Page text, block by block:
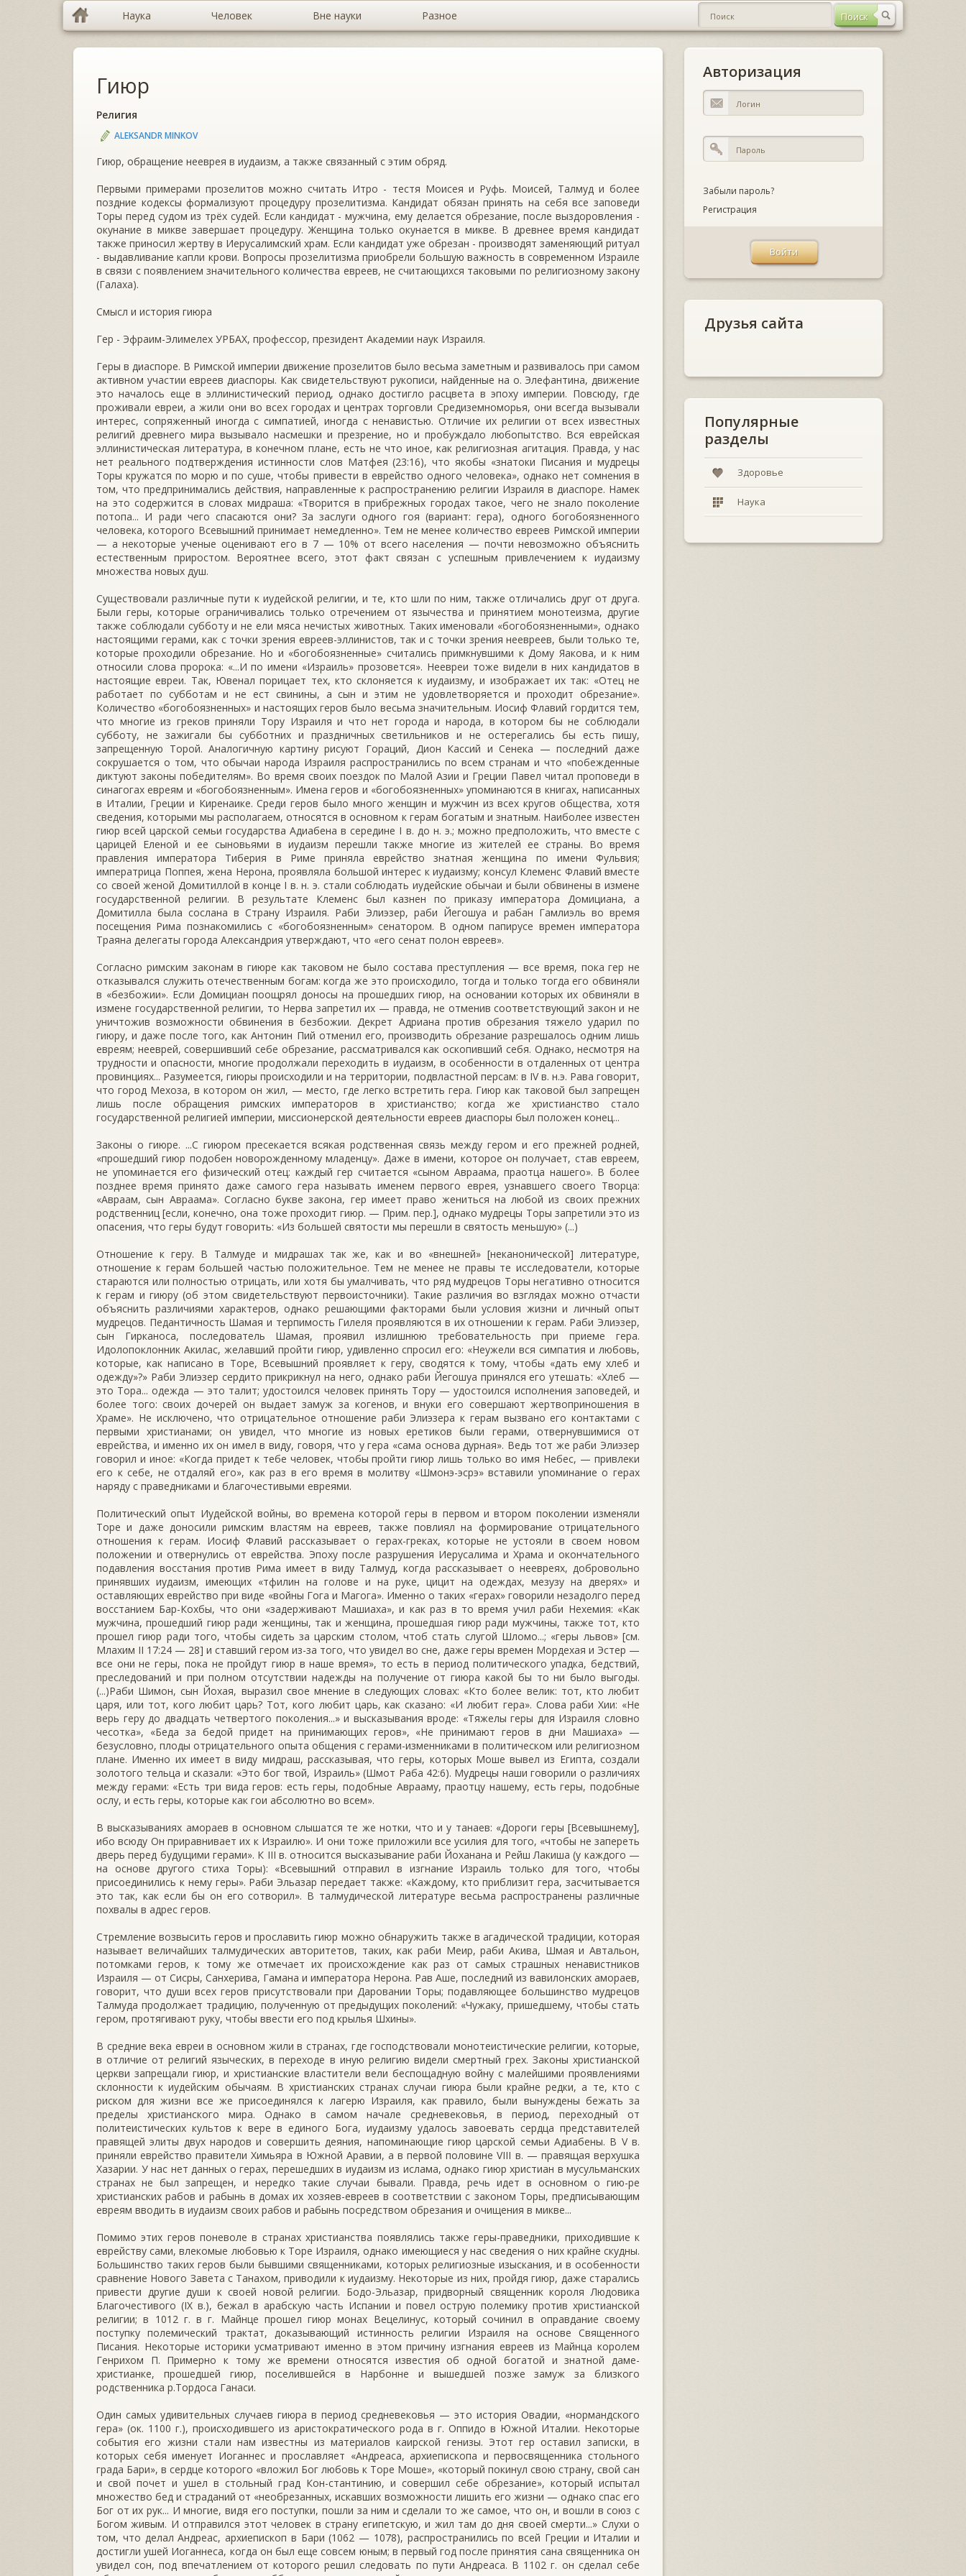
Наука Человек Вне науки Разное
Гиюр
Религия
ALEKSANDR MINKOV
Гиюр, обращение нееврея в иудаизм, а также связанный с этим обряд.
Первыми примерами прозелитов можно считать Итро - тестя Моисея и Руфь. Моисей, Талмуд и более
поздние кодексы формализуют процедуру прозелитизма. Кандидат обязан принять на себя все заповеди
Торы перед судом из трёх судей. Если кандидат - мужчина, ему делается обрезание, после выздоровления -
окунание в микве завершает процедуру. Женщина только окунается в микве. В древнее время кандидат
также приносил жертву в Иерусалимский храм. Если кандидат уже обрезан - производят заменяющий ритуал
- выдавливание капли крови. Вопросы прозелитизма приобрели большую важность в современном Израиле
в связи с появлением значительного количества евреев, не считающихся таковыми по религиозному закону
(Галаха).
Смысл и история гиюра
Гер - Эфраим-Элимелех УРБАХ, профессор, президент Академии наук Израиля.
Геры в диаспоре. В Римской империи движение прозелитов было весьма заметным и развивалось при самом
активном участии евреев диаспоры. Как свидетельствуют рукописи, найденные на о. Элефантина, движение
это началось еще в эллинистический период, однако достигло расцвета в эпоху империи. Повсюду, где
проживали евреи, а жили они во всех городах и центрах торговли Средиземноморья, они всегда вызывали
интерес, сопряженный иногда с симпатией, иногда с ненавистью. Отличие их религии от всех известных
религий древнего мира вызывало насмешки и презрение, но и пробуждало любопытство. Вся еврейская
эллинистическая литература, в конечном плане, есть не что иное, как религиозная агитация. Правда, у нас
нет реального подтверждения истинности слов Матфея (23:16), что якобы «знатоки Писания и мудрецы
Торы кружатся по морю и по суше, чтобы привести в еврейство одного человека», однако нет сомнения в
том, что предпринимались действия, направленные к распространению религии Израиля в диаспоре. Намек
на это содержится в словах мидраша: «Творится в прибрежных городах такое, чего не знало поколение
потопа... И ради чего спасаются они? За заслуги одного гоя (вариант: гера), одного богобоязненного
человека, которого Всевышний принимает немедленно». Тем не менее количество евреев Римской империи
— а некоторые ученые оценивают его в 7 — 10% от всего населения — почти невозможно объяснить
естественным приростом. Вероятнее всего, этот факт связан с успешным привлечением к иудаизму
множества новых душ.
Существовали различные пути к иудейской религии, и те, кто шли по ним, также отличались друг от друга.
Были геры, которые ограничивались только отречением от язычества и принятием монотеизма, другие
также соблюдали субботу и не ели мяса нечистых животных. Таких именовали «богобоязненными», однако
настоящими герами, как с точки зрения евреев-эллинистов, так и с точки зрения неевреев, были только те,
которые проходили обрезание. Но и «богобоязненные» считались примкнувшими к Дому Яакова, и к ним
относили слова пророка: «...И по имени «Израиль» прозовется». Неевреи тоже видели в них кандидатов в
настоящие евреи. Так, Ювенал порицает тех, кто склоняется к иудаизму, и изображает их так: «Отец не
работает по субботам и не ест свинины, а сын и этим не удовлетворяется и проходит обрезание».
Количество «богобоязненных» и настоящих геров было весьма значительным. Иосиф Флавий гордится тем,
что многие из греков приняли Тору Израиля и что нет города и народа, в котором бы не соблюдали
субботу, не зажигали бы субботних и праздничных светильников и не остерегались бы есть пишу,
запрещенную Торой. Аналогичную картину рисуют Гораций, Дион Кассий и Сенека — последний даже
сокрушается о том, что обычаи народа Израиля распространились по всем странам и что «побежденные
диктуют законы победителям». Во время своих поездок по Малой Азии и Греции Павел читал проповеди в
синагогах евреям и «богобоязненным». Имена геров и «богобоязненных» упоминаются в книгах, написанных
в Италии, Греции и Киренаике. Среди геров было много женщин и мужчин из всех кругов общества, хотя
сведения, которыми мы располагаем, относятся в основном к герам богатым и знатным. Наиболее известен
гиюр всей царской семьи государства Адиабена в середине I в. до н. э.; можно предположить, что вместе с
царицей Еленой и ее сыновьями в иудаизм перешли также многие из жителей ее страны. Во время
правления императора Тиберия в Риме приняла еврейство знатная женщина по имени Фульвия;
императрица Поппея, жена Нерона, проявляла большой интерес к иудаизму; консул Клеменс Флавий вместе
со своей женой Домитиллой в конце I в. н. э. стали соблюдать иудейские обычаи и были обвинены в измене
государственной религии. В результате Клеменс был казнен по приказу императора Домициана, а
Домитилла была сослана в Страну Израиля. Раби Элиэзер, раби Йегошуа и рабан Гамлиэль во время
посещения Рима познакомились с «богобоязненным» сенатором. В одном папирусе времен императора
Траяна делегаты города Александрия утверждают, что «его сенат полон евреев».
Согласно римским законам в гиюре как таковом не было состава преступления — все время, пока гер не
отказывался служить отечественным богам: когда же это происходило, тогда и только тогда его обвиняли
в «безбожии». Если Домициан поощрял доносы на прошедших гиюр, на основании которых их обвиняли в
измене государственной религии, то Нерва запретил их — правда, не отменив соответствующий закон и не
уничтожив возможности обвинения в безбожии. Декрет Адриана против обрезания тяжело ударил по
гиюру, и даже после того, как Антонин Пий отменил его, производить обрезание разрешалось одним лишь
евреям; нееврей, совершивший себе обрезание, рассматривался как оскопивший себя. Однако, несмотря на
трудности и опасности, многие продолжали переходить в иудаизм, в особенности в отдаленных от центра
провинциях... Разумеется, гиюры происходили и на территории, подвластной персам: в IV в. н.э. Рава говорит,
что город Мехоза, в котором он жил, — место, где легко встретить гера. Гиюр как таковой был запрещен
лишь после обращения римских императоров в христианство; когда же христианство стало
государственной религией империи, миссионерской деятельности евреев диаспоры был положен конец...
Законы о гиюре. ...С гиюром пресекается всякая родственная связь между гером и его прежней родней,
«прошедший гиюр подобен новорожденному младенцу». Даже в имени, которое он получает, став евреем,
не упоминается его физический отец: каждый гер считается «сыном Авраама, праотца нашего». В более
позднее время принято даже самого гера называть именем первого еврея, узнавшего своего Творца:
«Авраам, сын Авраама». Согласно букве закона, гер имеет право жениться на любой из своих прежних
родственниц [если, конечно, она тоже проходит гиюр. — Прим. пер.], однако мудрецы Торы запретили это из
опасения, что геры будут говорить: «Из большей святости мы перешли в святость меньшую» (...)
Отношение к геру. В Талмуде и мидрашах так же, как и во «внешней» [неканонической] литературе,
отношение к герам большей частью положительное. Тем не менее не правы те исследователи, которые
стараются или полностью отрицать, или хотя бы умалчивать, что ряд мудрецов Торы негативно относится
к герам и гиюру (об этом свидетельствуют первоисточники). Такие различия во взглядах можно отчасти
объяснить различиями характеров, однако решающими факторами были условия жизни и личный опыт
мудрецов. Педантичность Шамая и терпимость Гилеля проявляются в их отношении к герам. Раби Элиэзер,
сын Гирканоса, последователь Шамая, проявил излишнюю требовательность при приеме гера.
Идолопоклонник Акилас, желавший пройти гиюр, удивленно спросил его: «Неужели вся симпатия и любовь,
которые, как написано в Торе, Всевышний проявляет к геру, сводятся к тому, чтобы «дать ему хлеб и
одежду»?» Раби Элиэзер сердито прикрикнул на него, однако раби Йегошуа принялся его утешать: «Хлеб —
это Тора... одежда — это талит; удостоился человек принять Тору — удостоился исполнения заповедей, и
более того: своих дочерей он выдает замуж за когенов, и внуки его совершают жертвоприношения в
Храме». Не исключено, что отрицательное отношение раби Элиэзера к герам вызвано его контактами с
первыми христианами; он увидел, что многие из новых еретиков были герами, отвернувшимися от
еврейства, и именно их он имел в виду, говоря, что у гера «сама основа дурная». Ведь тот же раби Элиэзер
говорил и иное: «Когда придет к тебе человек, чтобы пройти гиюр лишь только во имя Небес, — привлеки
его к себе, не отдаляй его», как раз в его время в молитву «Шмонэ-эсрэ» вставили упоминание о герах
наряду с праведниками и благочестивыми евреями.
Политический опыт Иудейской войны, во времена которой геры в первом и втором поколении изменяли
Торе и даже доносили римским властям на евреев, также повлиял на формирование отрицательного
отношения к герам. Иосиф Флавий рассказывает о герах-греках, которые не устояли в своем новом
положении и отвернулись от еврейства. Эпоху после разрушения Иерусалима и Храма и окончательного
подавления восстания против Рима имеет в виду Талмуд, когда рассказывает о неевреях, добровольно
принявших иудаизм, имеющих «тфилин на голове и на руке, цицит на одеждах, мезузу на дверях» и
оставляющих еврейство при виде «войны Гога и Магога». Именно о таких «герах» говорили незадолго перед
восстанием Бар-Кохбы, что они «задерживают Машиаха», и как раз в то время учил раби Нехемия: «Как
мужчина, прошедший гиюр ради женщины, так и женщина, прошедшая гиюр ради мужчины, также тот, кто
прошел гиюр ради того, чтобы сидеть за царским столом, чтоб стать слугой Шломо...; «геры львов» [см.
Млахим II 17:24 — 28] и ставший гером из-за того, что увидел во сне, даже геры времен Мордехая и Эстер —
все они не геры, пока не пройдут гиюр в наше время», то есть в период политического упадка, бедствий,
преследований и при полном отсутствии надежды на получение от гиюра какой бы то ни было выгоды.
(...)Раби Шимон, сын Йохая, выразил свое мнение в следующих словах: «Кто более велик: тот, кто любит
царя, или тот, кого любит царь? Тот, кого любит царь, как сказано: «И любит гера». Слова раби Хии: «Не
верь геру до двадцать четвертого поколения...» и высказывания вроде: «Тяжелы геры для Израиля словно
чесотка», «Беда за бедой придет на принимающих геров», «Не принимают геров в дни Машиаха» —
безусловно, плоды отрицательного опыта общения с герами-изменниками в политическом или религиозном
плане. Именно их имеет в виду мидраш, рассказывая, что геры, которых Моше вывел из Египта, создали
золотого тельца и сказали: «Это бог твой, Израиль» (Шмот Раба 42:6). Мудрецы наши говорили о различиях
между герами: «Есть три вида геров: есть геры, подобные Аврааму, праотцу нашему, есть геры, подобные
ослу, и есть геры, которые как гои абсолютно во всем».
В высказываниях амораев в основном слышатся те же нотки, что и у танаев: «Дороги геры [Всевышнему],
ибо всюду Он приравнивает их к Израилю». И они тоже приложили все усилия для того, «чтобы не запереть
дверь перед будущими герами». К III в. относится высказывание раби Йоханана и Рейш Лакиша (у каждого —
на основе другого стиха Торы): «Всевышний отправил в изгнание Израиль только для того, чтобы
присоединились к нему геры». Раби Эльазар передает также: «Каждому, кто приблизит гера, засчитывается
это так, как если бы он его сотворил». В талмудической литературе весьма распространены различные
похвалы в адрес геров.
Стремление возвысить геров и прославить гиюр можно обнаружить также в агадической традиции, которая
называет величайших талмудических авторитетов, таких, как раби Меир, раби Акива, Шмая и Автальон,
потомками геров, к тому же отмечает их происхождение как раз от самых страшных ненавистников
Израиля — от Сисры, Санхерива, Гамана и императора Нерона. Рав Аше, последний из вавилонских амораев,
говорит, что души всех геров присутствовали при Даровании Торы; подавляющее большинство мудрецов
Талмуда продолжает традицию, полученную от предыдущих поколений: «Чужаку, пришедшему, чтобы стать
гером, протягивают руку, чтобы ввести его под крылья Шхины».
В средние века евреи в основном жили в странах, где господствовали монотеистические религии, которые,
в отличие от религий языческих, в переходе в иную религию видели смертный грех. Законы христианской
церкви запрещали гиюр, и христианские властители вели беспощадную войну с малейшими проявлениями
склонности к иудейским обычаям. В христианских странах случаи гиюра были крайне редки, а те, кто с
риском для жизни все же присоединялся к лагерю Израиля, как правило, были вынуждены бежать за
пределы христианского мира. Однако в самом начале средневековья, в период, переходный от
политеистических культов к вере в единого Бога, иудаизму удалось завоевать сердца представителей
правящей элиты двух народов и совершить деяния, напоминающие гиюр царской семьи Адиабены. В V в.
приняли еврейство правители Химьяра в Южной Аравии, а в первой половине VIII в. — правящая верхушка
Хазарии. У нас нет данных о герах, перешедших в иудаизм из ислама, однако гиюр христиан в мусульманских
странах не был запрещен, и нередко такие случаи бывали. Правда, речь идет в основном о гию-ре
христианских рабов и рабынь в домах их хозяев-евреев в соответствии с законом Торы, предписывающим
евреям вводить в иудаизм своих рабов и рабынь посредством обрезания и очищения в микве...
Помимо этих геров поневоле в странах христианства появлялись также геры-праведники, приходившие к
еврейству сами, влекомые любовью к Торе Израиля, однако имеющиеся у нас сведения о них крайне скудны.
Большинство таких геров были бывшими священниками, которых религиозные изыскания, и в особенности
сравнение Нового Завета с Танахом, приводили к иудаизму. Некоторые из них, пройдя гиюр, даже старались
привести другие души к своей новой религии. Бодо-Эльазар, придворный священник короля Людовика
Благочестивого (IX в.), бежал в арабскую часть Испании и повел острую полемику против христианской
религии; в 1012 г. в г. Майнце прошел гиюр монах Вецелинус, который сочинил в оправдание своему
поступку полемический трактат, доказывающий истинность религии Израиля на основе Священного
Писания. Некоторые историки усматривают именно в этом причину изгнания евреев из Майнца королем
Генрихом П. Примерно к тому же времени относятся известия об одной богатой и знатной даме-
христианке, прошедшей гиюр, поселившейся в Нарбонне и вышедшей позже замуж за близкого
родственника р.Тордоса Ганаси.
Один самых удивительных случаев гиюра в период средневековья — это история Овадии, «нормандского
гера» (ок. 1100 г.), происходившего из аристократического рода в г. Оппидо в Южной Италии. Некоторые
события его жизни стали нам известны из материалов каирской генизы. Этот гер оставил записки, в
которых себя именует Иоганнес и прославляет «Андреаса, архиепископа и первосвященника стольного
града Бари», в сердце которого «вложил Бог любовь к Торе Моше», «который покинул свою страну, свой сан
и свой почет и ушел в стольный град Кон-стантинию, и совершил себе обрезание», который испытал
множество бед и страданий от «необрезанных, искавших возможности лишить его жизни — однако спас его
Бог от их рук... И многие, видя его поступки, пошли за ним и сделали то же самое, что он, и вошли в союз с
Богом живым. И отправился этот человек в страну египетскую, и жил там до дня своей смерти...» Слухи о
том, что делал Андреас, архиепископ в Бари (1062 — 1078), распространились по всей Греции и Италии и
достигли ушей Иоганнеса, когда он был еще совсем юным; в первый год после принятия сана священника он
увидел сон, под впечатлением от которого решил следовать по пути Андреаса. В 1102 г. он сделал себе
Авторизация
Забыли пароль?
Регистрация
Друзья сайта
Популярные
разделы
Здоровье
Наука